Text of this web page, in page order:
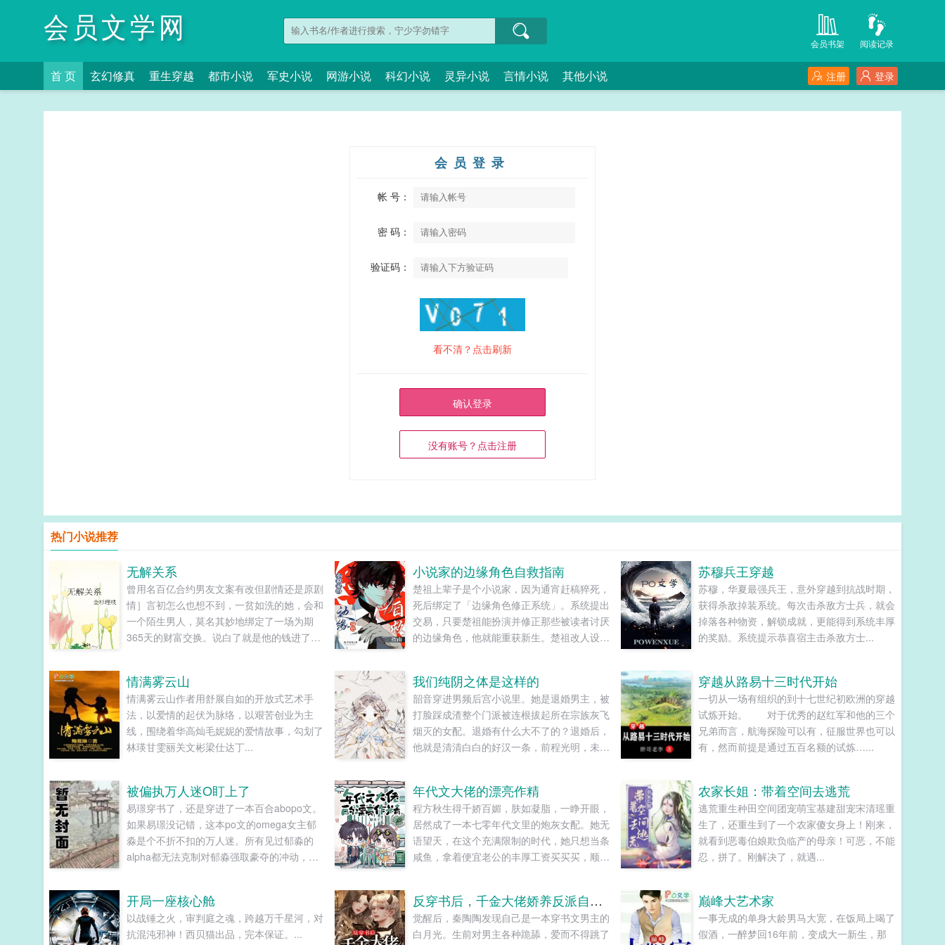
会员文学网 阅读记录
会员书架
首 页 玄幻修真 重生穿越 都市小说 军史小说 网游小说 科幻小说 灵异小说 言情小说 其他小说 登录
注册
会员登录
帐 号：
密 码：
验证码：
看不清？点击刷新
确认登录
没有账号？点击注册
热门小说推荐
无解关系
曾用名百亿合约男友文案有改但剧情还是原剧
情］言初怎么也想不到，一贫如洗的她，会和
一个陌生男人，莫名其妙地绑定了一场为期
365天的财富交换。说白了就是他的钱进了她
金，年轻，人还帅。坏消息这人脾气差，控制
欲强，还打算趁机和她来场合约恋爱。...
小说家的边缘角色自救指南
楚祖上辈子是个小说家，因为通宵赶稿猝死，
死后绑定了「边缘角色修正系统」。系统提出
交易，只要楚祖能扮演并修正那些被读者讨厌
的边缘角色，他就能重获新生。楚祖改人设是
难懂吗？还是读者A靠靠靠！早说是大佬的局
中局中局啊！！祖爹！对不起！是我说话太大
声了！！第二本读者B狗塑适可而止，就算你
重复强调五百次他是可爱狗狗，但我只看到了
一只舔狗，还是不会汪汪叫的那种。还是读者
能领养，阿祖！我也要养阿祖！！第三本读者
C作者生活这么不如意，一定要搞这么五毒俱
全的角色？写不出来东西找个班上吧。还是读
者CMD，祖神，我可真该死啊！第四本第五
本第六本楚祖怎么样，虽然演的一般，但我改
得还行吧？系统你知道什么叫边缘角色吗？人
TIPS12100存稿箱吐章节，偶尔抽空改错字2
警惕祖哥感情牌，他是个狠人3wb短不拉揪，
随机掉落祖哥CG4论坛都会标注发言时间，
苏穆兵王穿越
苏穆，华夏最强兵王，意外穿越到抗战时期，
获得杀敌掉装系统。每次击杀敌方士兵，就会
掉落各种物资，解锁成就，更能得到系统丰厚
的奖励。系统提示恭喜宿主击杀敌方士...
情满雾云山
情满雾云山作者用舒展自如的开放式艺术手
法，以爱情的起伏为脉络，以艰苦创业为主
线，围绕着华高灿毛妮妮的爱情故事，勾划了
林瑛甘雯丽关文彬梁仕达丁...
我们纯阴之体是这样的
韶音穿进男频后宫小说里。她是退婚男主，被
打脸踩成渣整个门派被连根拔起所在宗族灰飞
烟灭的女配。退婚有什么大不了的？退婚后，
他就是清清白白的好汉一条，前程光明，未来
后了五百年，饭给你做，衣服给你买，天材地
宝为你抢，你特么能不能看我一眼？...
穿越从路易十三时代开始
一切从一场有组织的到十七世纪初欧洲的穿越
试炼开始。 对于优秀的赵红军和他的三个
兄弟而言，航海探险可以有，征服世界也可以
有，然而前提是通过五百名额的试炼…...
被偏执万人迷O盯上了
易璟穿书了，还是穿进了一本百合abopo文。
如果易璟没记错，这本po文的omega女主郁
淼是个不折不扣的万人迷。所有见过郁淼的
alpha都无法克制对郁淼强取豪夺的冲动，即
就换一批alpha，刺激得不行。穿到一切开始
之前，易璟见到了还没有经历过任何情节的郁
淼。青灰亚麻色的分层长卷发，神态有些病
年代文大佬的漂亮作精
程方秋生得千娇百媚，肤如凝脂，一睁开眼，
居然成了一本七零年代文里的炮灰女配。她无
语望天，在这个充满限制的时代，她只想当条
咸鱼，拿着便宜老公的丰厚工资买买买，顺便
农家长姐：带着空间去逃荒
逃荒重生种田空间团宠萌宝基建甜宠宋清瑶重
生了，还重生到了一个农家傻女身上！刚来，
就看到恶毒伯娘欺负临产的母亲！可恶，不能
忍，拼了。刚解决了，就遇...
开局一座核心舱
以战锤之火，审判庭之魂，跨越万千星河，对
抗混沌邪神！西贝猫出品，完本保证。...
反穿书后，千金大佬娇养反派自救了
觉醒后，秦陶陶发现自己是一本穿书文男主的
白月光。生前对男主各种跪舔，爱而不得跳了
巅峰大艺术家
一事无成的单身大龄男马大宽，在饭局上喝了
假酒，一醉梦回16年前，变成大一新生，那